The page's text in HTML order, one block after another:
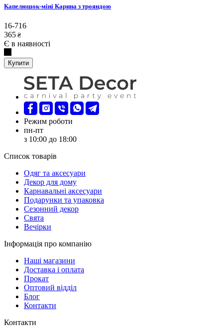
Капелюшок-міні Карина з трояндою
16-716
365 ₴
Є в наявності
Купити
Режим роботи
пн-пт
з 10:00 до 18:00
Список товарів
Oдяг та аксесуари
Декор для дому
Карнавальні аксесуари
Подарунки та упаковка
Сезонний декор
Свята
Вечірки
Інформація про компанію
Наші магазини
Доставка і оплата
Прокат
Оптовий відділ
Блог
Контакти
Контакти